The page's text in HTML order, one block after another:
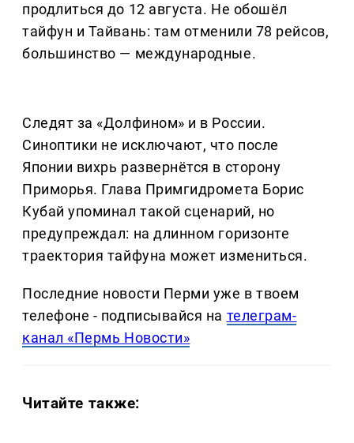
продлиться до 12 августа. Не обошёл
тайфун и Тайвань: там отменили 78 рейсов,
большинство — международные.
Следят за «Долфином» и в России.
Синоптики не исключают, что после
Японии вихрь развернётся в сторону
Приморья. Глава Примгидромета Борис
Кубай упоминал такой сценарий, но
предупреждал: на длинном горизонте
траектория тайфуна может измениться.
Последние новости Перми уже в твоем
телефоне - подписывайся на телеграм-
канал «Пермь Новости»
Читайте также: